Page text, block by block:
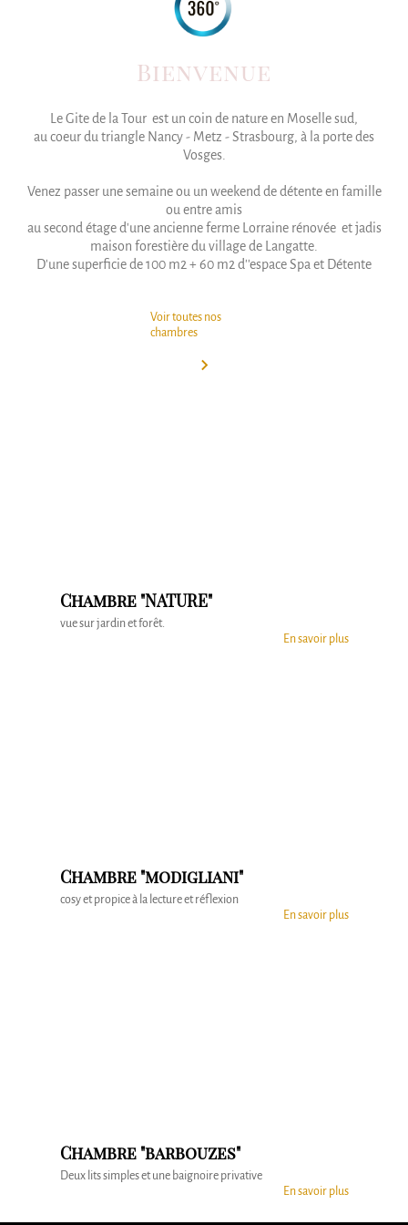
Bienvenue
Le Gite de la Tour est un coin de nature en Moselle sud,
au coeur du triangle Nancy - Metz - Strasbourg, à la porte des
Vosges.
Venez passer une semaine ou un weekend de détente en famille
ou entre amis
au second étage d'une ancienne ferme Lorraine rénovée et jadis
maison forestière du village de Langatte.
D'une superficie de 100 m2 + 60 m2 d''espace Spa et Détente
Voir toutes nos
chambres
keyboard_arrow_right
Chambre "NATURE"
vue sur jardin et forêt.
En savoir plus
Chambre "modigliani"
cosy et propice à la lecture et réflexion
En savoir plus
Chambre "barbouzes"
Deux lits simples et une baignoire privative
En savoir plus